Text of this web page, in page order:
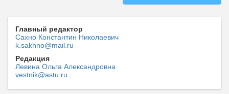
Главный редактор
Сахно Константин Николаевич
k.sakhno@mail.ru
Редакция
Левина Ольга Александровна
vestnik@astu.ru